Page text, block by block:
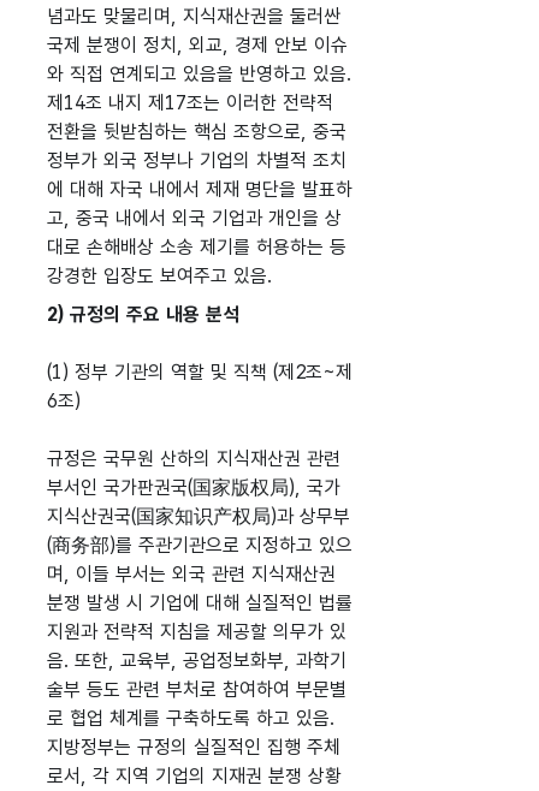
념과도 맞물리며, 지식재산권을 둘러싼
국제 분쟁이 정치, 외교, 경제 안보 이슈
와 직접 연계되고 있음을 반영하고 있음.
제14조 내지 제17조는 이러한 전략적
전환을 뒷받침하는 핵심 조항으로, 중국
정부가 외국 정부나 기업의 차별적 조치
에 대해 자국 내에서 제재 명단을 발표하
고, 중국 내에서 외국 기업과 개인을 상
대로 손해배상 소송 제기를 허용하는 등
강경한 입장도 보여주고 있음.
2) 규정의 주요 내용 분석
(1) 정부 기관의 역할 및 직책 (제2조~제
6조)
규정은 국무원 산하의 지식재산권 관련
부서인 국가판권국(国家版权局), 국가
지식산권국(国家知识产权局)과 상무부
(商务部)를 주관기관으로 지정하고 있으
며, 이들 부서는 외국 관련 지식재산권
분쟁 발생 시 기업에 대해 실질적인 법률
지원과 전략적 지침을 제공할 의무가 있
음. 또한, 교육부, 공업정보화부, 과학기
술부 등도 관련 부처로 참여하여 부문별
로 협업 체계를 구축하도록 하고 있음.
지방정부는 규정의 실질적인 집행 주체
로서, 각 지역 기업의 지재권 분쟁 상황